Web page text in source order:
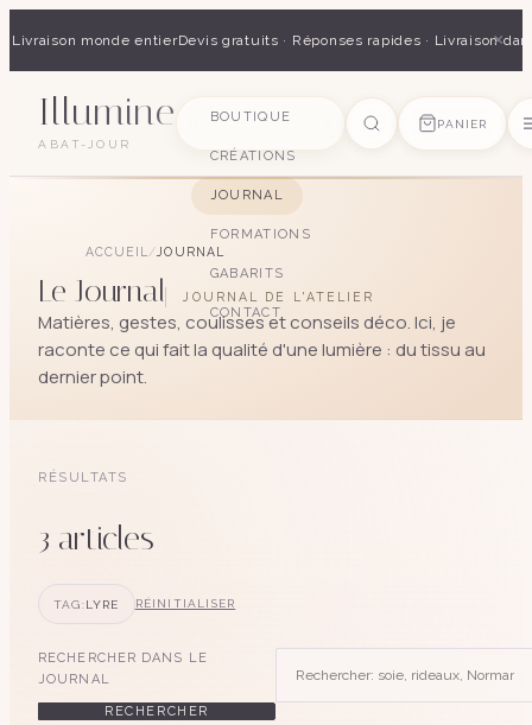
Livraison monde entierDevis gratuits · Réponses rapides · Livraison×
Illumine
ABAT-JOUR
BOUTIQUE
CRÉATIONS
JOURNAL
FORMATIONS
GABARITS
CONTACT
PANIER
ACCUEIL / JOURNAL
Le Journal JOURNAL DE L'ATELIER
Matières, gestes, coulisses et conseils déco. Ici, je
raconte ce qui fait la qualité d'une lumière : du tissu au
dernier point.
RÉSULTATS
3 articles
TAG:LYRE RÉINITIALISER
RECHERCHER DANS LE
JOURNAL
RECHERCHER
SUGGESTIONS
art déco